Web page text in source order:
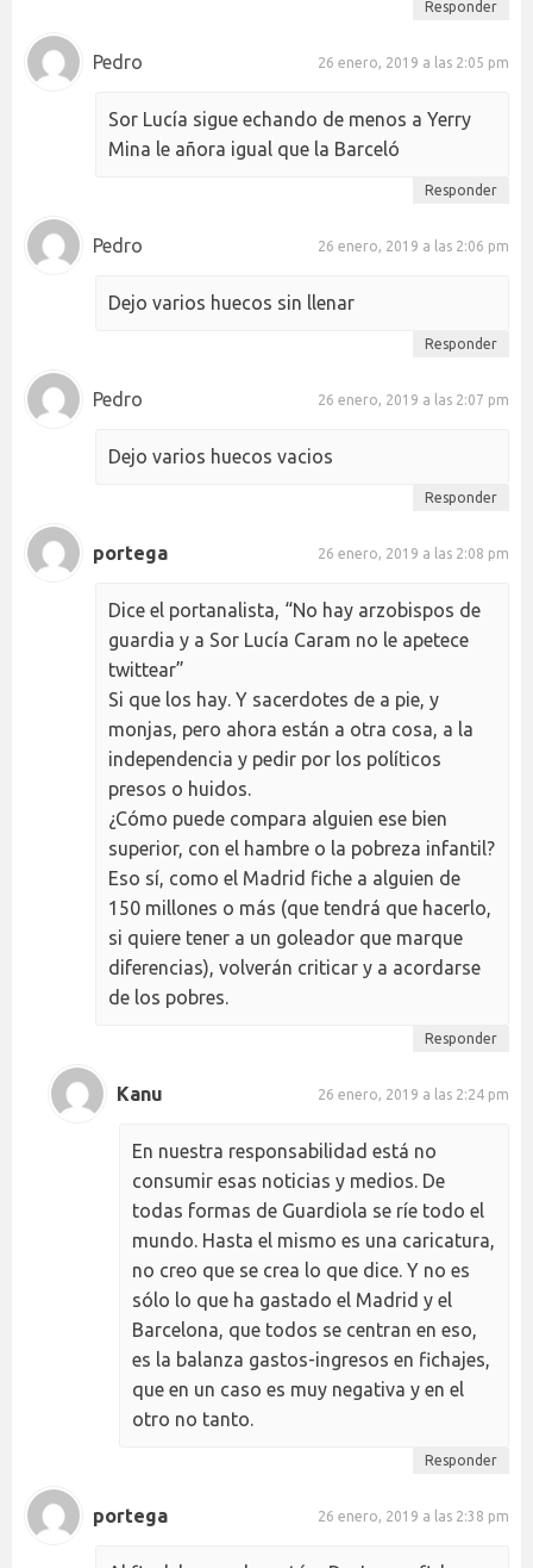
Responder
Pedro 26 enero, 2019 a las 2:05 pm
Sor Lucía sigue echando de menos a Yerry
Mina le añora igual que la Barceló
Responder
Pedro 26 enero, 2019 a las 2:06 pm
Dejo varios huecos sin llenar
Responder
Pedro 26 enero, 2019 a las 2:07 pm
Dejo varios huecos vacios
Responder
portega 26 enero, 2019 a las 2:08 pm
Dice el portanalista, “No hay arzobispos de
guardia y a Sor Lucía Caram no le apetece
twittear”
Si que los hay. Y sacerdotes de a pie, y
monjas, pero ahora están a otra cosa, a la
independencia y pedir por los políticos
presos o huidos.
¿Cómo puede compara alguien ese bien
superior, con el hambre o la pobreza infantil?
Eso sí, como el Madrid fiche a alguien de
150 millones o más (que tendrá que hacerlo,
si quiere tener a un goleador que marque
diferencias), volverán criticar y a acordarse
de los pobres.
Responder
Kanu 26 enero, 2019 a las 2:24 pm
En nuestra responsabilidad está no
consumir esas noticias y medios. De
todas formas de Guardiola se ríe todo el
mundo. Hasta el mismo es una caricatura,
no creo que se crea lo que dice. Y no es
sólo lo que ha gastado el Madrid y el
Barcelona, que todos se centran en eso,
es la balanza gastos-ingresos en fichajes,
que en un caso es muy negativa y en el
otro no tanto.
Responder
portega 26 enero, 2019 a las 2:38 pm